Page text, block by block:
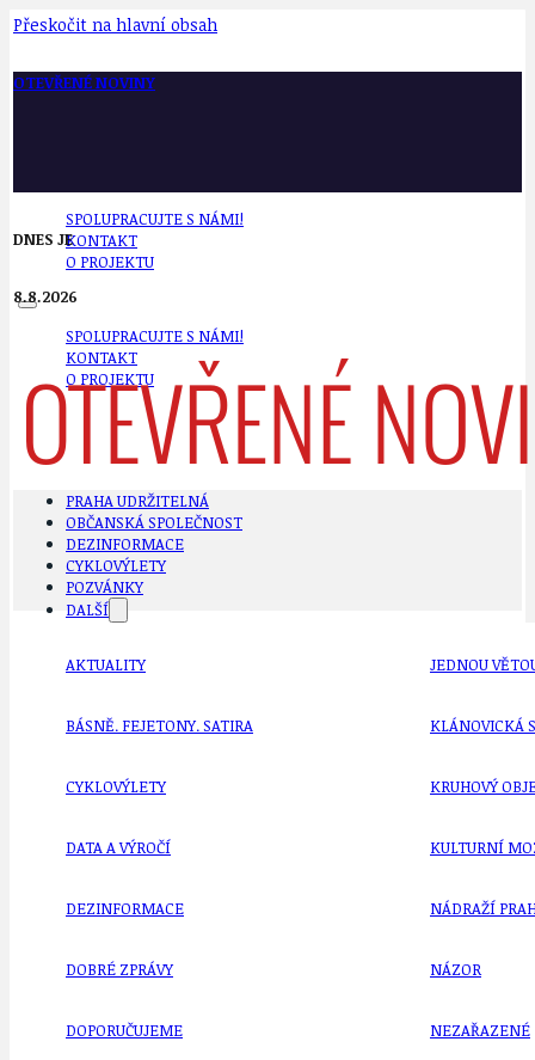
Přeskočit na hlavní obsah
OTEVŘENÉ NOVINY
SPOLUPRACUJTE S NÁMI!
KONTAKT
O PROJEKTU
SPOLUPRACUJTE S NÁMI!
KONTAKT
O PROJEKTU
DNES JE
8.8.2026
PRAHA UDRŽITELNÁ
OBČANSKÁ SPOLEČNOST
DEZINFORMACE
CYKLOVÝLETY
POZVÁNKY
DALŠÍ
AKTUALITY
BÁSNĚ. FEJETONY. SATIRA
CYKLOVÝLETY
DATA A VÝROČÍ
DEZINFORMACE
DOBRÉ ZPRÁVY
DOPORUČUJEME
JEDNOU
KLÁNOVICKÁ
KRUHOVÝ
KULTURNÍ
NÁDRAŽÍ
NÁZOR
NEZAŘAZENÉ